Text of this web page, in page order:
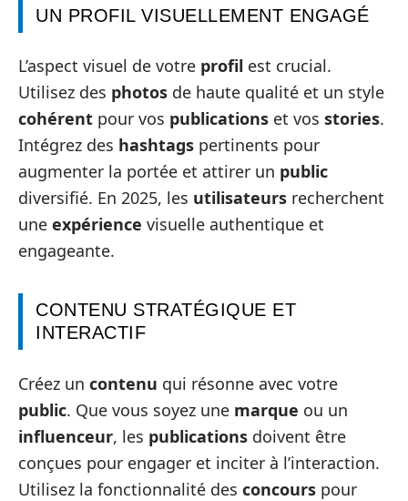
UN PROFIL VISUELLEMENT ENGAGÉ
L’aspect visuel de votre profil est crucial.
Utilisez des photos de haute qualité et un style
cohérent pour vos publications et vos stories.
Intégrez des hashtags pertinents pour
augmenter la portée et attirer un public
diversifié. En 2025, les utilisateurs recherchent
une expérience visuelle authentique et
engageante.
CONTENU STRATÉGIQUE ET
INTERACTIF
Créez un contenu qui résonne avec votre
public. Que vous soyez une marque ou un
influenceur, les publications doivent être
conçues pour engager et inciter à l’interaction.
Utilisez la fonctionnalité des concours pour